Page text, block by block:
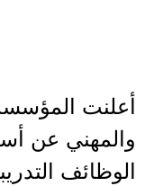
أعلنت
والمهني عن
الوظائف